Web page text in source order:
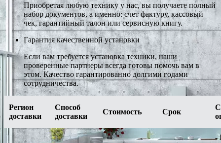
Приобретая любую технику у нас, вы получаете полный
набор документов, а именно: счет фактуру, кассовый
чек, гарантийный талон или сервисную книгу.
Гарантия качественной установки
Если вам требуется установка техники, наши
проверенные партнеры всегда готовы помочь вам в
этом. Качество гарантированно долгими годами
сотрудничества.
Регион
доставки
Способ
доставки
Стоимость Срок
-